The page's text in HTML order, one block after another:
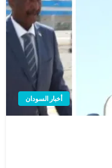
أخبار السودان